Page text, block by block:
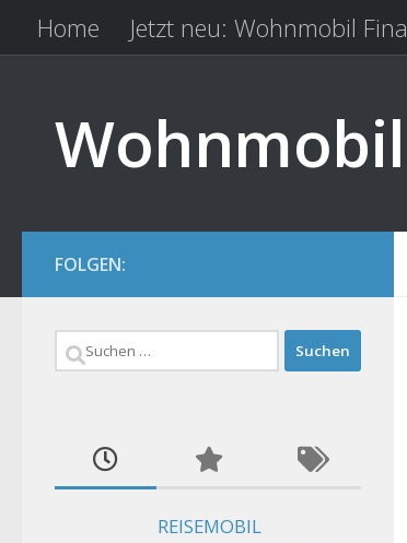
Zum Inhalt springen
Home Jetzt neu: Wohnmobil
FOLGEN:
Suchen
REISEMOBIL